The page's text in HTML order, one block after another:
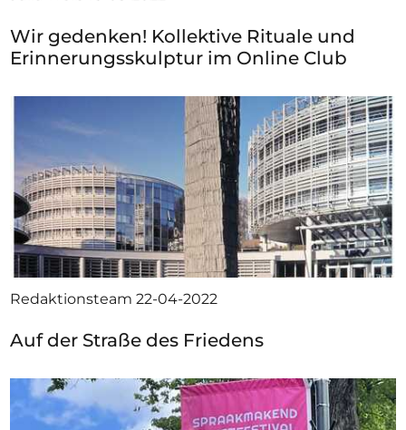
Wir gedenken! Kollektive Rituale und
Erinnerungsskulptur im Online Club
Redaktionsteam22-04-2022
Auf der Straße des Friedens